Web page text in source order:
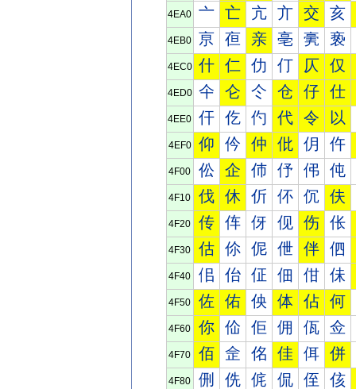
4EA0 亠 亡 亢 亣 交 亥
4EB0 亰 亱 亲 亳 亴 亵
4EC0 什 仁 仂 仃 仄 仅
4ED0 仐 仑 仒 仓 仔 仕
4EE0 仠 仡 仢 代 令 以
4EF0 仰 仱 仲 仳 仴 仵
4F00 伀 企 伂 伃 伄 伅
4F10 伐 休 伒 伓 伔 伕
4F20 传 伡 伢 伣 伤 伥
4F30 估 伱 伲 伳 伴 伵
4F40 佀 佁 佂 佃 佄 佅
4F50 佐 佑 佒 体 佔 何
4F60 你 佡 佢 佣 佤 佥
4F70 佰 佱 佲 佳 佴 併
4F80 侀 侁 侂 侃 侄 侅